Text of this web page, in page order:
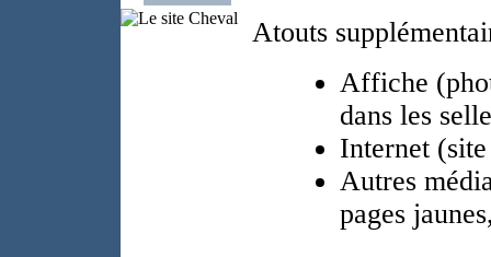
Atouts
Affiche
dans les
Internet
Autres
pages